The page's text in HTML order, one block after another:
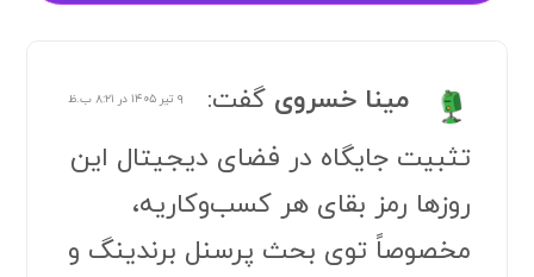
مینا خسروی گفت: ۹ تیر ۱۴۰۵ در ۸:۲۱ ب.ظ
تثبیت جایگاه در فضای دیجیتال این
روزها رمز بقای هر کسب‌وکاریه،
مخصوصاً توی بحث پرسنل برندینگ و